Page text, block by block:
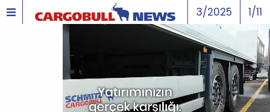
3/2025 1/11